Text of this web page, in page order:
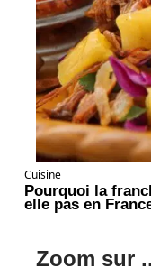
Cuisine
Pourquoi la
elle pas en
Zoom sur